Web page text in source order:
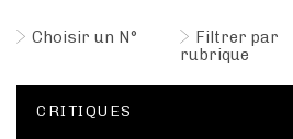
Choisir un N°
Filtrer par
rubrique
CRITIQUES